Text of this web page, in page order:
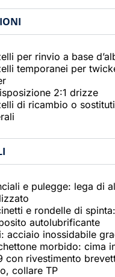
per rinvio a base
temporanei per
2:1 drizze
di ricambio o
e pulegge: lega di
e rondelle di
autolubrificante
acciaio inossidabile
morbido: cima
con rivestimento
collare TP